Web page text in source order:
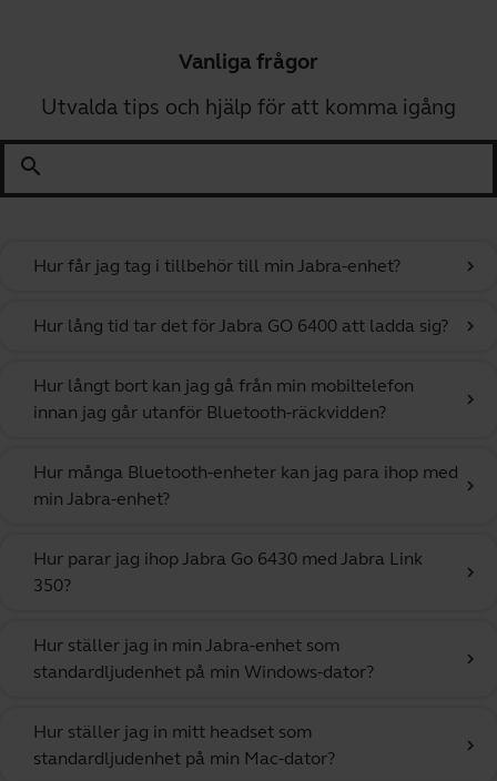
Vanliga frågor
Utvalda tips och hjälp för att komma igång
search
Hur får jag tag i tillbehör till min Jabra-enhet? chevron_right
Hur lång tid tar det för Jabra GO 6400 att ladda sig? chevron_right
Hur långt bort kan jag gå från min mobiltelefon
innan jag går utanför Bluetooth-räckvidden?
chevron_right
Hur många Bluetooth-enheter kan jag para ihop med
min Jabra-enhet?
chevron_right
Hur parar jag ihop Jabra Go 6430 med Jabra Link
350?
chevron_right
Hur ställer jag in min Jabra-enhet som
standardljudenhet på min Windows-dator?
chevron_right
Hur ställer jag in mitt headset som
standardljudenhet på min Mac-dator?
chevron_right